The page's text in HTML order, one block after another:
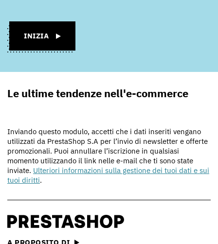
INIZIA
Le ultime tendenze nell'e-commerce
Inviando questo modulo, accetti che i dati inseriti vengano
utilizzati da PrestaShop S.A per l’invio di newsletter e offerte
promozionali. Puoi annullare l’iscrizione in qualsiasi
momento utilizzando il link nelle e-mail che ti sono state
inviate. Ulteriori informazioni sulla gestione dei tuoi dati e sui
tuoi diritti.